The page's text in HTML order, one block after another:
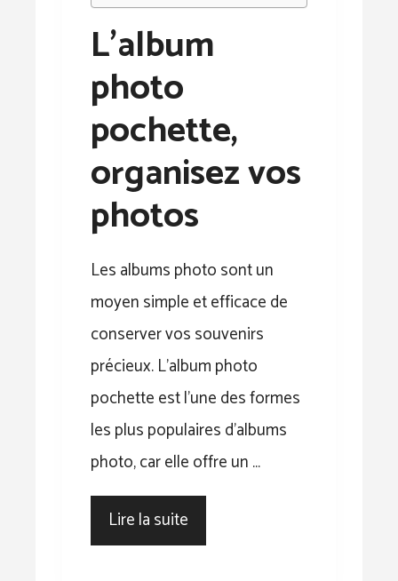
L’album
photo
pochette,
organisez vos
photos
Les albums photo sont un
moyen simple et efficace de
conserver vos souvenirs
précieux. L’album photo
pochette est l’une des formes
les plus populaires d’albums
photo, car elle offre un …
Lire la suite